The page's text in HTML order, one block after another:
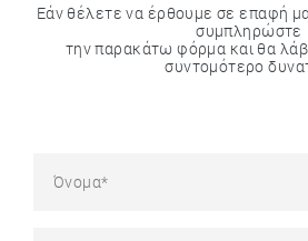
Εάν θέλετε να έρθουμε σε επαφή
συμπληρώστε
την παρακάτω φόρμα και θα
συντομότερο